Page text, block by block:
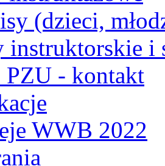
(dzieci,
instruktorskie i
- kontakt
WWB 2022